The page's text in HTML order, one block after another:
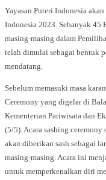
Yayasan Puteri Indonesia
Indonesia 2023. Sebanyak
masing-masing dalam
telah dimulai sebagai bentuk
mendatang.
Sebelum memasuki masa
Ceremony yang digelar di
Kementerian Pariwisata dan
(5/5). Acara sashing
akan diberikan sash sebagai
masing-masing. Acara ini
untuk memperkenalkan diri